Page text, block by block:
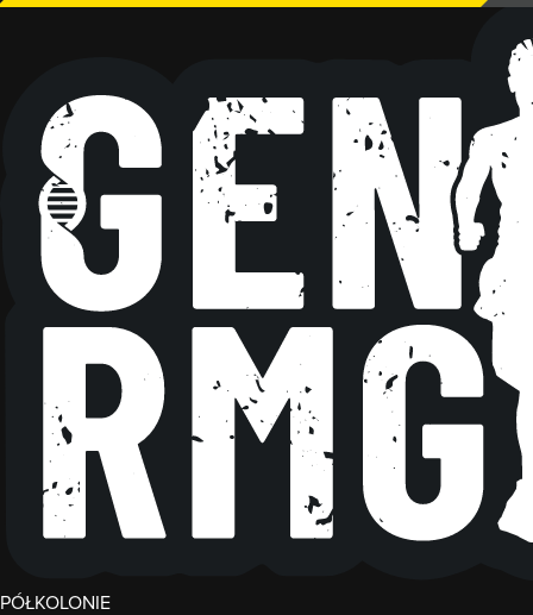
PÓŁKOLONIE